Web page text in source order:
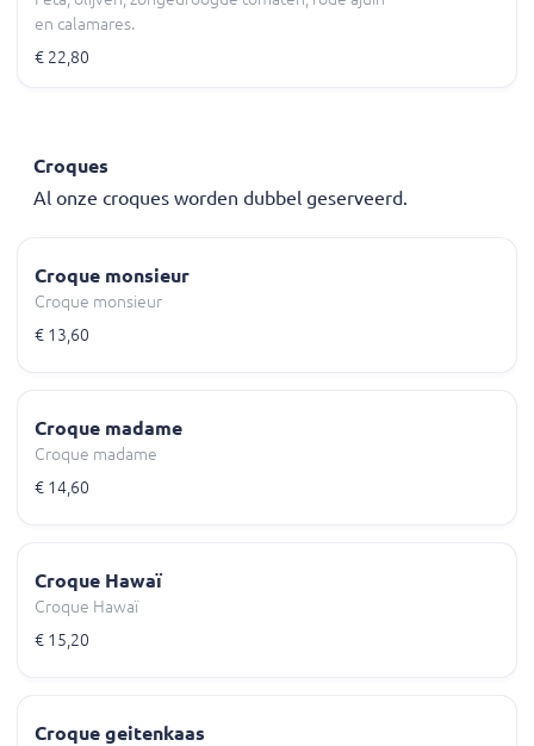
en calamares.
€ 22,80
Croques
Al onze croques worden dubbel geserveerd.
Croque monsieur
Croque monsieur
€ 13,60
Croque madame
Croque madame
€ 14,60
Croque Hawaï
Croque Hawaï
€ 15,20
Croque geitenkaas